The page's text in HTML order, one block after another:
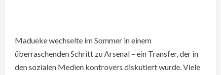
Madueke wechselte im Sommer in einem
überraschenden Schritt zu Arsenal – ein Transfer, der in
den sozialen Medien kontrovers diskutiert wurde. Viele